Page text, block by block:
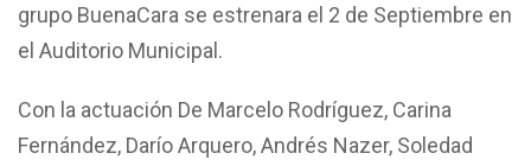
grupo BuenaCara se estrenara el 2 de Septiembre en
el Auditorio Municipal.
Con la actuación De Marcelo Rodríguez, Carina
Fernández, Darío Arquero, Andrés Nazer, Soledad